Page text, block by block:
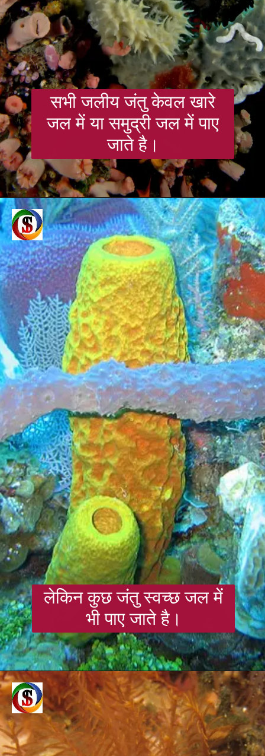
सभी जलीय जंतु केवल खारे
जल में या समुद्री जल में पाए
जाते है।
लेकिन कुछ जंतु स्वच्छ जल में
भी पाए जाते है।